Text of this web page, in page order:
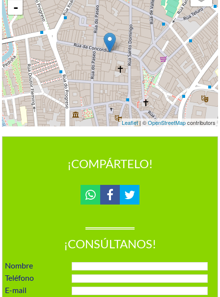
-
Leaflet| ©OpenStreetMapcontributors
¡COMPÁRTELO!
¡CONSÚLTANOS!
Nombre
Teléfono
E-mail